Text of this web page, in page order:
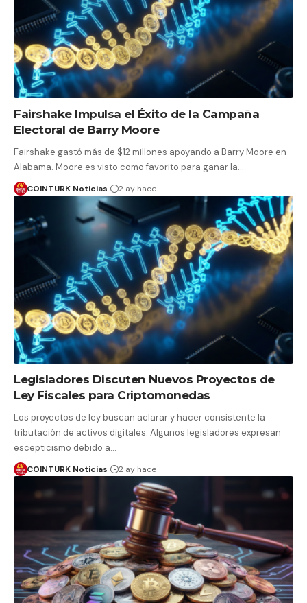
Fairshake Impulsa el Éxito de la Campaña
Electoral de Barry Moore
Fairshake gastó más de $12 millones apoyando a Barry Moore en
Alabama. Moore es visto como favorito para ganar la…
COINTURK Noticias 2 ay hace
Legisladores Discuten Nuevos Proyectos de
Ley Fiscales para Criptomonedas
Los proyectos de ley buscan aclarar y hacer consistente la
tributación de activos digitales. Algunos legisladores expresan
escepticismo debido a…
COINTURK Noticias 2 ay hace